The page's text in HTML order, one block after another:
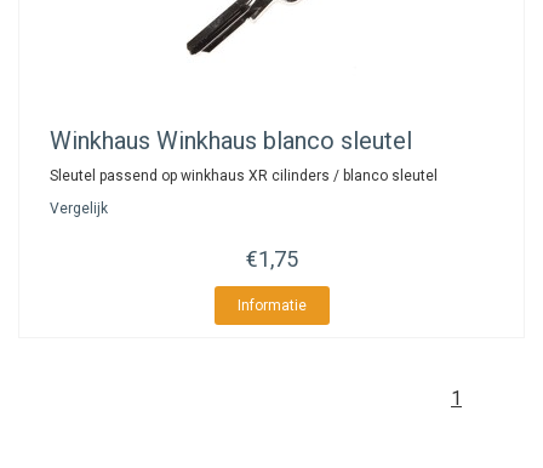
Winkhaus Winkhaus blanco sleutel
Sleutel passend op winkhaus XR cilinders / blanco sleutel
Vergelijk
€1,75
Informatie
1